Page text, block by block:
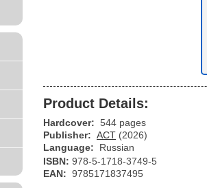
Product Details:
Hardcover: 544 pages
Publisher: АСТ (2026)
Language:
Russian
ISBN: 978-5-1718-3749-5
EAN: 9785171837495